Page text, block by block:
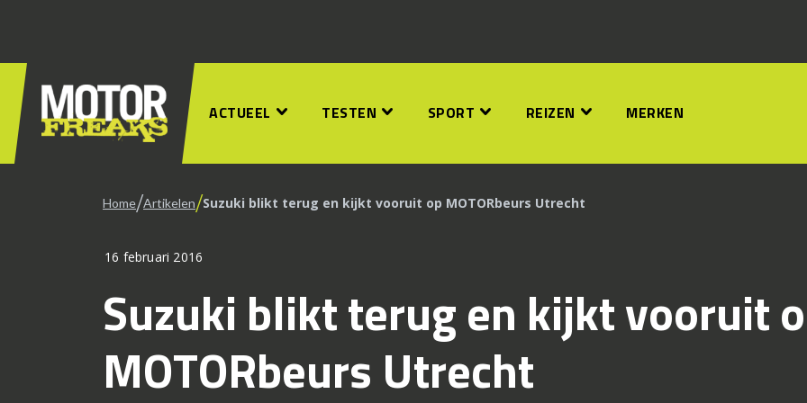
ACTUEEL TESTEN SPORT REIZEN MERKEN
Home/Artikelen/Suzuki blikt terug en kijkt vooruit op MOTORbeurs Utrecht
16 februari 2016
Suzuki blikt terug en kijkt vooruit
MOTORbeurs Utrecht